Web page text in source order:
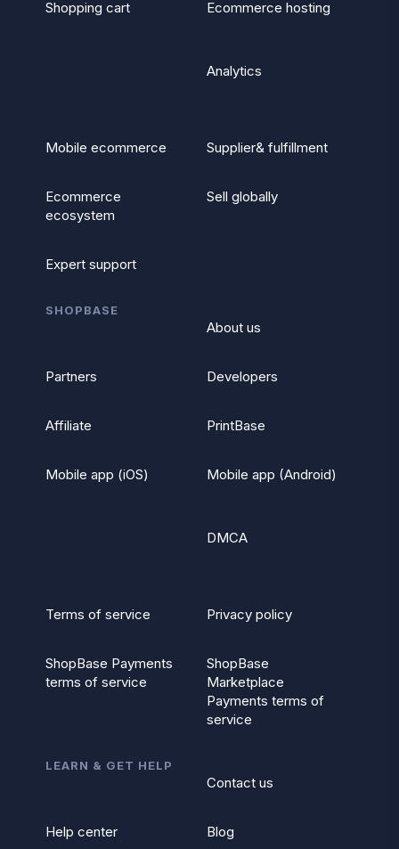
Shopping cart Ecommerce hosting
Analytics
Mobile ecommerce Supplier& fulfillment
Ecommerce
ecosystem
Sell globally
Expert support
SHOPBASE
About us
Partners Developers
Affiliate PrintBase
Mobile app (iOS) Mobile app (Android)
DMCA
Terms of service Privacy policy
ShopBase Payments
terms of service
ShopBase
Marketplace
Payments terms of
service
LEARN & GET HELP
Contact us
Help center Blog